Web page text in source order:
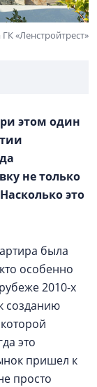
«Ленстройтрест»
этом один
не только
это
была
особенно
2010-х
созданию
это
пришел к
просто